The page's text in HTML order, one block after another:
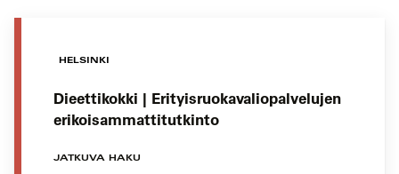
HELSINKI
Dieettikokki | Erityisruokavaliopalvelujen
erikoisammattitutkinto
JATKUVA HAKU